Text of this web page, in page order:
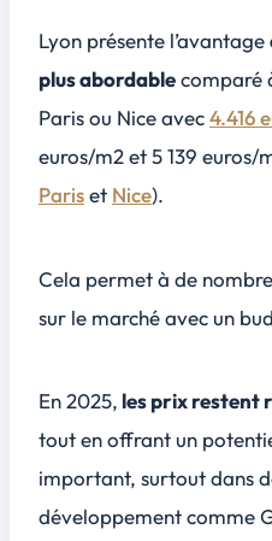
Lyon présente l’avantage
plus abordablecomparé
Paris ou Nice avec4.416
euros/m2 et 5 139
Pariset Nice).
Cela permet à de
sur le marché avec un
En 2025, les prix restent
tout en offrant un
important, surtout dans
développement comme